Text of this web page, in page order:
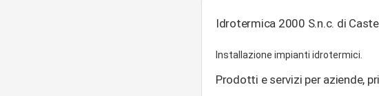
Idrotermica 2000 S.n.c. di
Installazione impianti idrotermici.
Prodotti e servizi per aziende,